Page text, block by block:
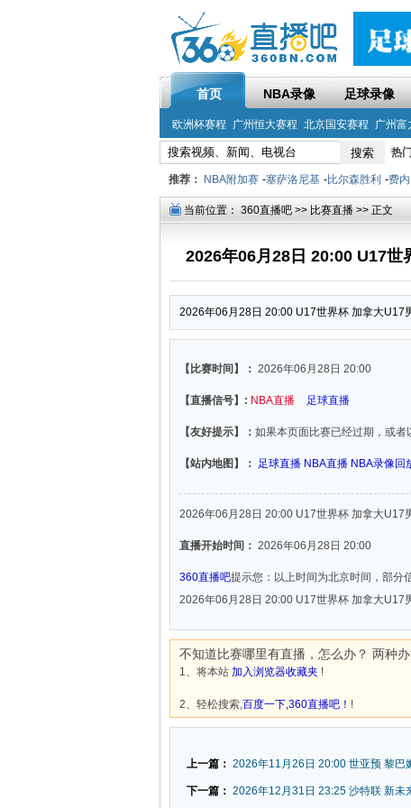
首页 NBA录像 足球录像
欧洲杯赛程 广州恒大赛程 北京国安赛程 广州富
热
推荐： NBA附加赛 -塞萨洛尼基 -比尔森胜利 -费
当前位置： 360直播吧 >> 比赛直播 >> 正文
2026年06月28日 20:00 U17世
2026年06月28日 20:00 U17世界杯 加拿大U17
【比赛时间】： 2026年06月28日 20:00
【直播信号】: NBA直播 足球直播
【友好提示】： 如果本页面比赛已经过期，或者
【站内地图】： 足球直播 NBA直播 NBA录像回
2026年06月28日 20:00 U17世界杯 加拿大U17
直播开始时间： 2026年06月28日 20:00
360直播吧提示您：以上时间为北京时间，部分
2026年06月28日 20:00 U17世界杯 加拿大U17
不知道比赛哪里有直播，怎么办？ 两种
1、将本站 加入浏览器收藏夹 !
2、轻松搜索,百度一下,360直播吧！ !
上一篇： 2026年11月26日 20:00 世亚预 黎巴
下一篇： 2026年12月31日 23:25 沙特联 新未